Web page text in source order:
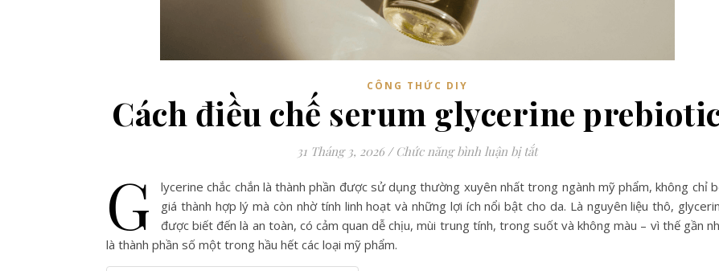
CÔNG THỨC DIY
Cách điều chế serum glycerine
31 Tháng 3, 2026 / Chức năng bình luận bị tắtở Cách điều chế serum glycerine
G
lycerine chắc chắn là thành phần được sử dụng thường xuyên nhất trong ngành mỹ phẩm, không chỉ
giá thành hợp lý mà còn nhờ tính linh hoạt và những lợi ích nổi bật cho da. Là nguyên liệu thô,
được biết đến là an toàn, có cảm quan dễ chịu, mùi trung tính, trong suốt và không màu – vì thế gần
là thành phần số một trong hầu hết các loại mỹ phẩm.